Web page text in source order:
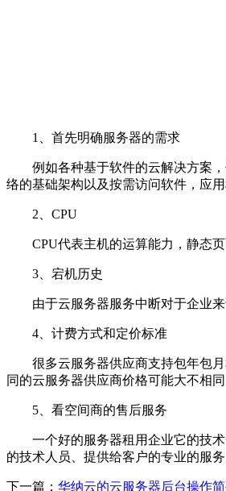
1、首先明确服务器的需求
例如各种基于软件的云解决方案
络的基础架构以及按需访问软件，应
2、CPU
CPU代表主机的运算能力，静态
3、宕机历史
由于云服务器服务中断对于企业
4、计费方式和定价标准
很多云服务器供应商支持包年包
同的云服务器供应商价格可能大不相同
5、看空间商的售后服务
一个好的服务器租用企业它的技
的技术人员、提供给客户的专业的服
下一篇： 华纳云的云服务器后台操作